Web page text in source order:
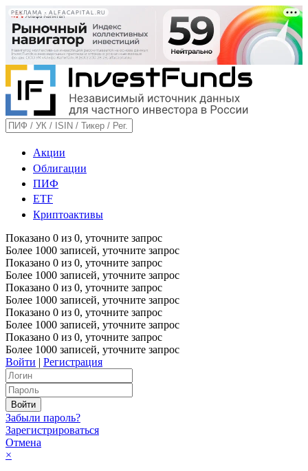
РЕКЛАМА • ALFACAPITAL.RU
Акции
Облигации
ПИФ
ETF
Криптоактивы
Показано 0 из 0, уточните запрос
Более 1000 записей, уточните запрос
Показано 0 из 0, уточните запрос
Более 1000 записей, уточните запрос
Показано 0 из 0, уточните запрос
Более 1000 записей, уточните запрос
Показано 0 из 0, уточните запрос
Более 1000 записей, уточните запрос
Показано 0 из 0, уточните запрос
Более 1000 записей, уточните запрос
Войти | Регистрация
Забыли пароль?
Зарегистрироваться
Отмена
×